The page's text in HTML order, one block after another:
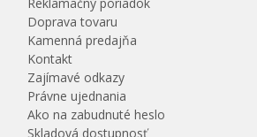
Doprava tovaru
Kamenná predajňa
Kontakt
Zajímavé odkazy
Právne ujednania
Ako na zabudnuté heslo
Skladová dostupnosť